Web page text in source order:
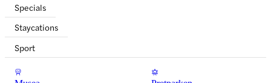
Specials
Staycations
Sport